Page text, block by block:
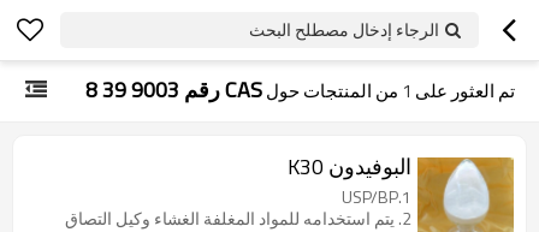
الرجاء إدخال مصطلح البحث
تم العثور على 1 من المنتجات حولCAS رقم 9003 39 8
البوفيدون K30
1.USP/BP
2. يتم استخدامه للمواد المغلفة الغشاء وكيل التصاق